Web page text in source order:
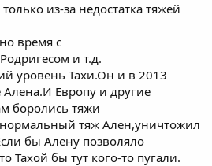
из-за недостатка тяжей
время с
и т.д.
уровень Тахи.Он и в 2013
Европу и другие
боролись тяжи
тяж Ален,уничтожил
бы Алену позволяло
Тахой бы тут кого-то пугали.